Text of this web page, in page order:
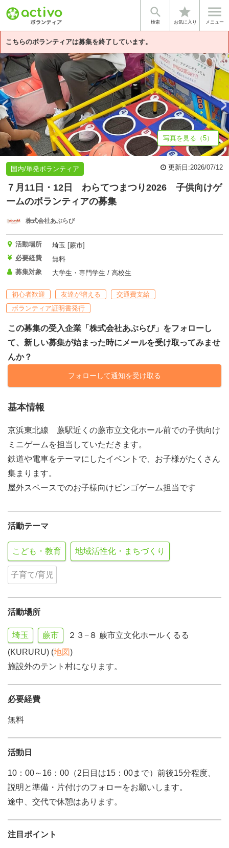

検索
star
お気に入り

メニュー
こちらのボランティアは募集を終了しています。
基本情報 募集詳細 企業情報
写真を見る（5）
国内/単発ボランティア 更新日:2026/07/12
７月11日・12日 わらてつまつり2026 子供向けゲ
ームのボランティアの募集
株式会社あぶらび
活動場所
埼玉 [蕨市]
必要経費
無料
募集対象
大学生・専門学生 / 高校生
初心者歓迎 友達が増える
交通費支給
ボランティア証明書発行
この募集の受入企業「株式会社あぶらび」をフォローし
て、新しい募集が始まった時にメールを受け取ってみませ
んか？
フォローして通知を受け取る
基本情報
京浜東北線 蕨駅近くの蕨市立文化ホール前での子供向け
ミニゲームを担当していただきます。
鉄道や電車をテーマにしたイベントで、お子様がたくさん
集まります。
屋外スペースでのお子様向けビンゴゲーム担当です
活動テーマ
こども・教育 地域活性化・まちづくり
子育て/育児
活動場所
埼玉 蕨市
２３−８ 蕨市立文化ホールくるる
(KURURU) (地図)
施設外のテント村になります。
必要経費
無料
活動日
10：00～16：00（2日目は15：00まで）前後15分程度、
説明と準備・片付けのフォローをお願いします。
途中、交代で休憩はあります。
注目ポイント